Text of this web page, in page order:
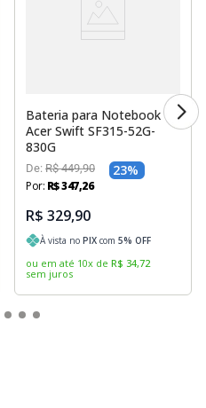
Bateria para Notebook
Acer Swift SF315-52G-
830G
De: R$ 449,90 23%
Por: R$347,26
R$ 329,90
À vista no PIX com 5% OFF
ou em até 10x de R$ 34,72
sem juros